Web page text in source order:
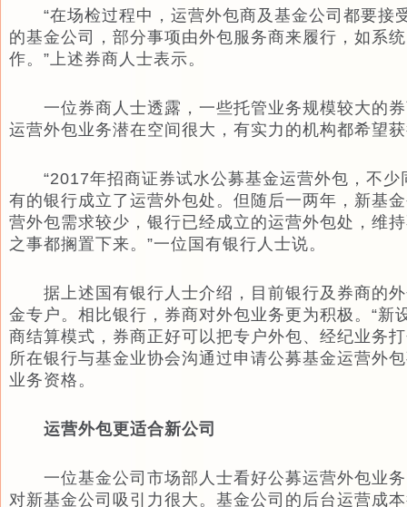
“在场检过程中，运营外包商及基金公司都要接
的基金公司，部分事项由外包服务商来履行，如系
作。”上述券商人士表示。
一位券商人士透露，一些托管业务规模较大的券
运营外包业务潜在空间很大，有实力的机构都希望
“2017年招商证券试水公募基金运营外包，不少
有的银行成立了运营外包处。但随后一两年，新基
营外包需求较少，银行已经成立的运营外包处，维
之事都搁置下来。”一位国有银行人士说。
据上述国有银行人士介绍，目前银行及券商的外
金专户。相比银行，券商对外包业务更为积极。“新
商结算模式，券商正好可以把专户外包、经纪业务
所在银行与基金业协会沟通过申请公募基金运营外
业务资格。
运营外包更适合新公司
一位基金公司市场部人士看好公募运营外包业务
对新基金公司吸引力很大。基金公司的后台运营成